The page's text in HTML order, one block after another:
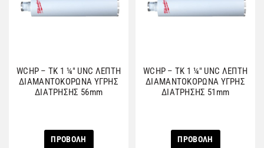
WCHP – TK 1 ¼″ UNC ΛΕΠΤΗ
ΔΙΑΜΑΝΤΟΚΟΡΩΝΑ ΥΓΡΗΣ
ΔΙΑΤΡΗΣΗΣ 56mm
ΠΡΟΒΟΛΗ
WCHP – TK 1 ¼″ UNC ΛΕΠΤΗ
ΔΙΑΜΑΝΤΟΚΟΡΩΝΑ ΥΓΡΗΣ
ΔΙΑΤΡΗΣΗΣ 51mm
ΠΡΟΒΟΛΗ